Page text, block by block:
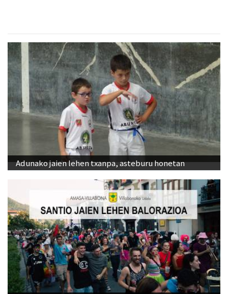
Adunako jaien lehen txanpa, asteburu honetan